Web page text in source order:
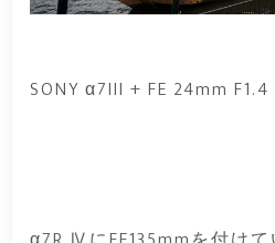
SONY α7III + FE 24mm F1.4